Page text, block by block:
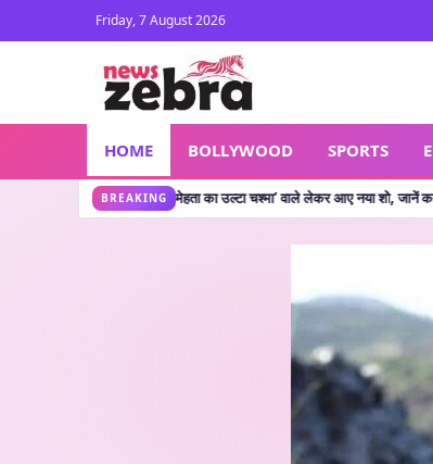
Friday, 7 August 2026
HOME BOLLYWOOD SPORTS
BREAKING
का उल्टा चश्मा’ वाले लेकर आए नया शो, जानें कहां देख सकते हैं•🔥 CJP Protest: